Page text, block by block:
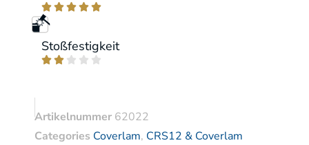
    
Stoßfestigkeit
    
Artikelnummer 62022
Categories Coverlam, CRS12 & Coverlam